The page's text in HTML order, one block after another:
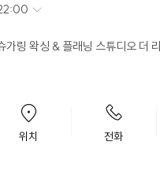
가링 왁싱 & 플래닝 스튜디오 더
견하고 가꾸는 것을 목표로 합니다.
위치 전화